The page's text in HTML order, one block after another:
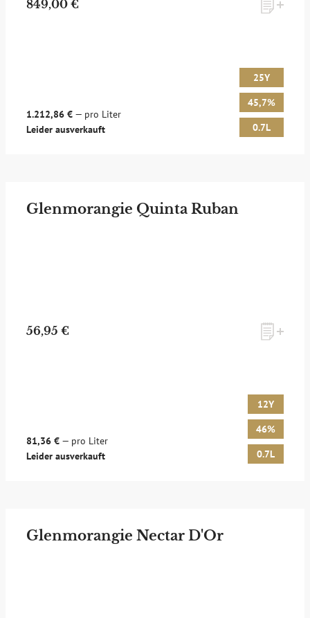
849,00 €
1.212,86 € — pro Liter
Leider ausverkauft
25Y
45,7%
0.7L
Glenmorangie Quinta Ruban
56,95 €
81,36 € — pro Liter
Leider ausverkauft
12Y
46%
0.7L
Glenmorangie Nectar D'Or